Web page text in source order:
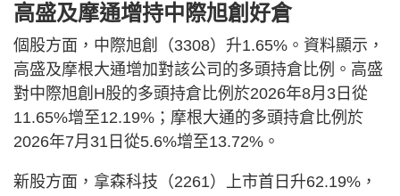
高盛及摩通增持中際旭創好倉
個股方面，中際旭創（3308）升1.65%。資料顯示，
高盛及摩根大通增加對該公司的多頭持倉比例。高盛
對中際旭創H股的多頭持倉比例於2026年8月3日從
11.65%增至12.19%；摩根大通的多頭持倉比例於
2026年7月31日從5.6%增至13.72%。
新股方面，拿森科技（2261）上市首日升62.19%，